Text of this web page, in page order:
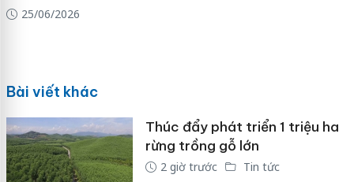
25/06/2026
Bài viết khác
Thúc đẩy phát triển 1 triệu ha
rừng trồng gỗ lớn
2 giờ trước Tin tức